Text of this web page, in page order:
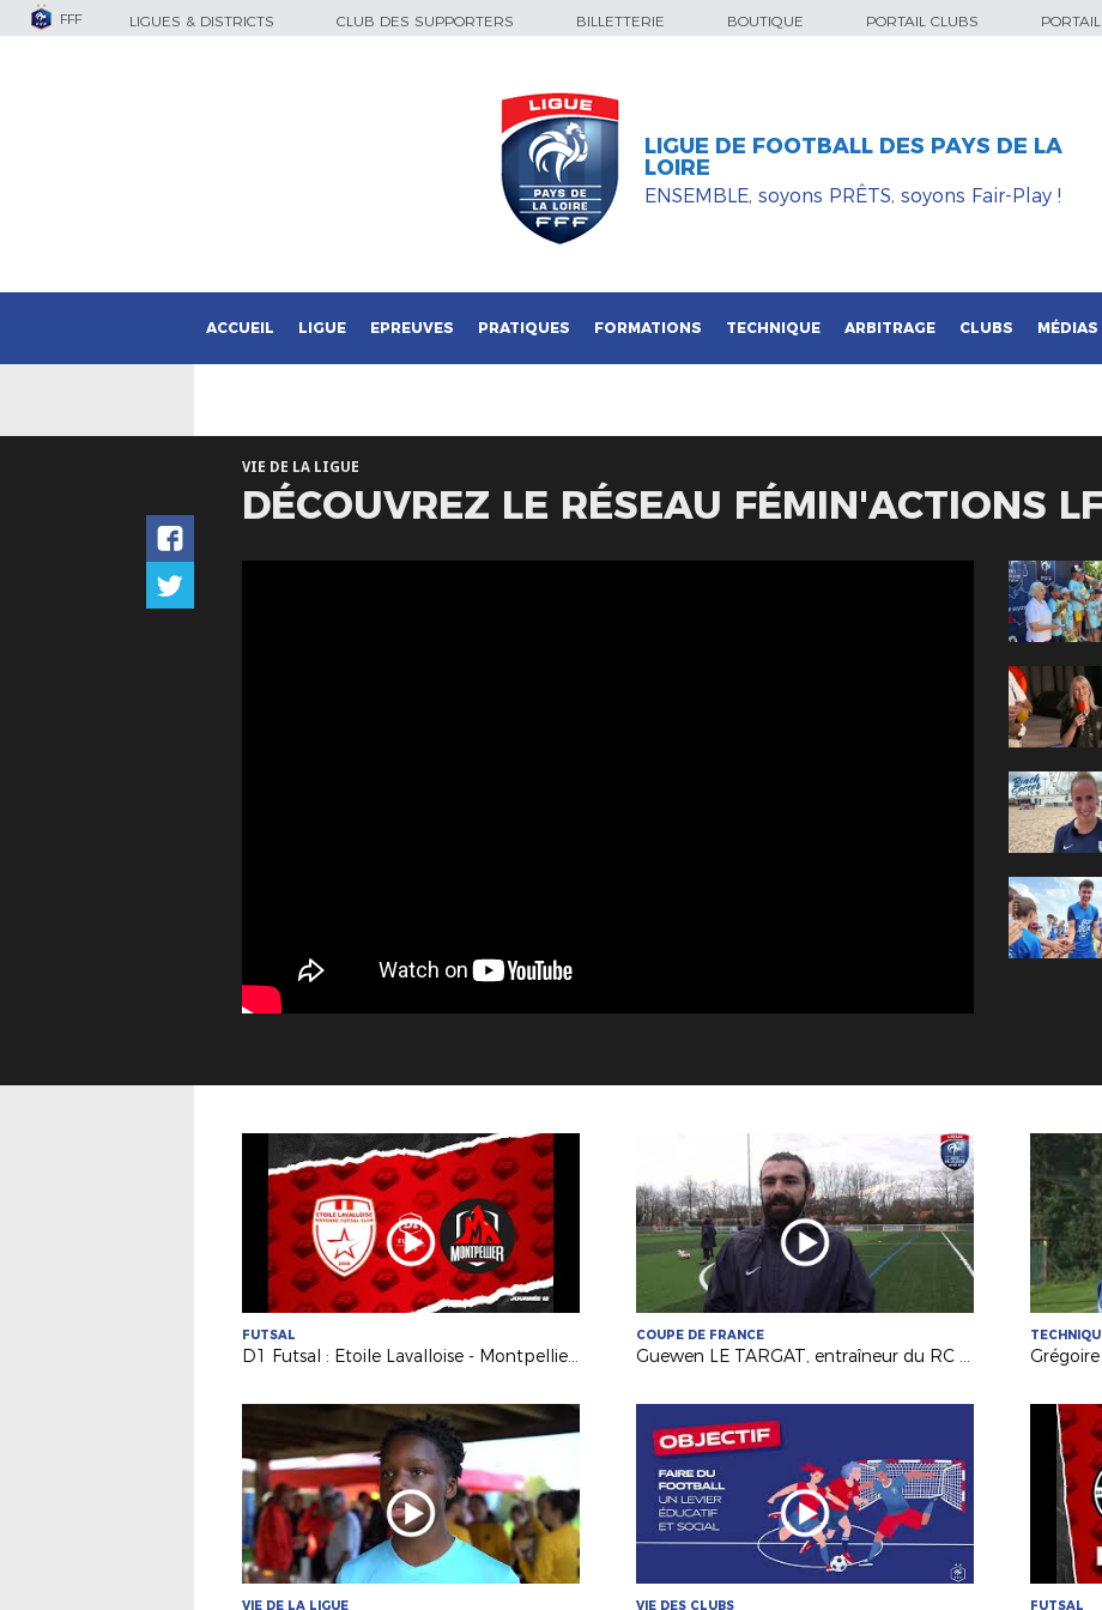
FFF LIGUES & DISTRICTS CLUB DES SUPPORTERS BILLETTERIE BOUTIQUE PORTAIL CLUBS
LIGUE DE FOOTBALL DES PAYS DE LA
LOIRE
ENSEMBLE, soyons PRÊTS, soyons Fair-Play !
ACCUEIL LIGUE EPREUVES PRATIQUES FORMATIONS TECHNIQUE ARBITRAGE CLUBS MÉDIAS
VIE DE LA LIGUE
DÉCOUVREZ LE RÉSEAU FÉMIN'ACTIONS
FUTSAL
D1 Futsal : Etoile Lavalloise - Montpellier Méditerranée en direct !
COUPE DE FRANCE
Guewen LE TARGAT, entraîneur du RC Fléchois, avant le 2e tour fédéral de la Coupe de France Féminine
VIE DE LA LIGUE VIE DES CLUBS FUTSAL